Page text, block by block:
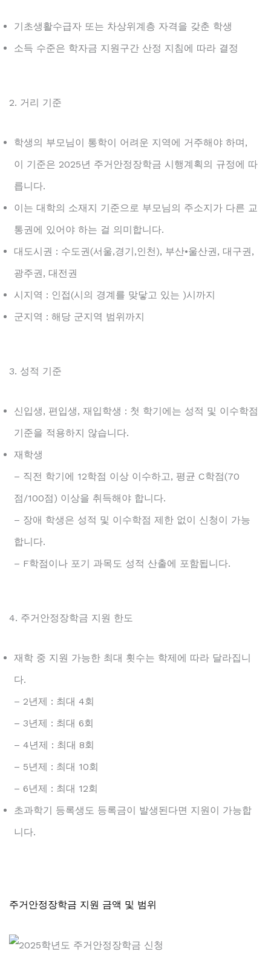
기초생활수급자 또는 차상위계층 자격을 갖춘 학생
소득 수준은 학자금 지원구간 산정 지침에 따라 결정
2. 거리 기준
학생의 부모님이 통학이 어려운 지역에 거주해야 하며,
이 기준은 2025년 주거안정장학금 시행계획의 규정에 따
릅니다.
이는 대학의 소재지 기준으로 부모님의 주소지가 다른 교
통권에 있어야 하는 걸 의미합니다.
대도시권 : 수도권(서울,경기,인천), 부산•울산권, 대구권,
광주권, 대전권
시지역 : 인접(시의 경계를 맞닿고 있는 )시까지
군지역 : 해당 군지역 범위까지
3. 성적 기준
신입생, 편입생, 재입학생 : 첫 학기에는 성적 및 이수학점
기준을 적용하지 않습니다.
재학생
– 직전 학기에 12학점 이상 이수하고, 평균 C학점(70
점/100점) 이상을 취득해야 합니다.
– 장애 학생은 성적 및 이수학점 제한 없이 신청이 가능
합니다.
– F학점이나 포기 과목도 성적 산출에 포함됩니다.
4. 주거안정장학금 지원 한도
재학 중 지원 가능한 최대 횟수는 학제에 따라 달라집니
다.
– 2년제 : 최대 4회
– 3년제 : 최대 6회
– 4년제 : 최대 8회
– 5년제 : 최대 10회
– 6년제 : 최대 12회
초과학기 등록생도 등록금이 발생된다면 지원이 가능합
니다.
주거안정장학금 지원 금액 및 범위